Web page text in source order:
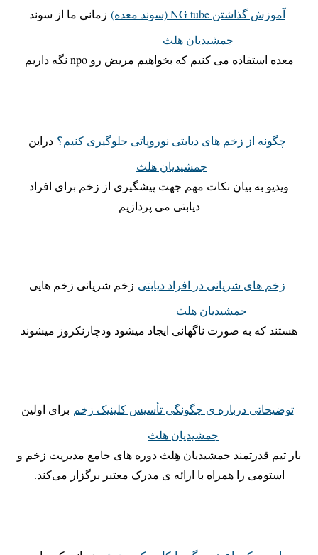
آموزش گذاشتن NG tube (سوند معده)
جمشیدیان هلث
زمانی ما از سوند
معده استفاده می کنیم که بخواهیم مریض رو npo نگه داریم
چگونه از زخم های دیابتی نوروپاتی جلوگیری کنیم؟
جمشیدیان هلث
دراین
ویدیو به بیان نکات مهم جهت پیشگیری از زخم برای افراد
دیابتی می پردازیم
زخم های شریانی در افراد دیابتی
جمشیدیان هلث
زخم شریانی زخم هایی
هستند که به صورت ناگهانی ایجاد میشود ودچارنکروز میشوند
توضیحاتی درباره ی چگونگی تأسیس کلینیک زخم
جمشیدیان هلث
برای اولین
بار تیم قدرتمند جمشیدیان هِلث دوره های جامع مدیریت زخم و
استومی را همراه با ارائه ی مدرک معتبر برگزار می‌کند.